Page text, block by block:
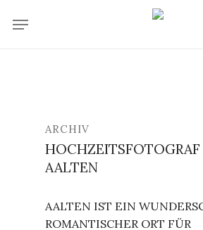
Menu
ARCHIV
AALTEN
AALTEN IST EIN
ROMANTISCHER ORT FÜR